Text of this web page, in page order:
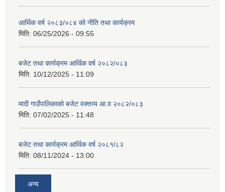
आर्थिक वर्ष २०८३/०८४ को नीति तथा कार्यक्रम
मिति: 06/25/2026 - 09:55
बजेट तथा कार्यक्रम आर्थिक वर्ष २०८२/०८३
मिति: 10/12/2025 - 11:09
मादी गाउँपालिकाको बजेट वक्तव्य आ.व २०८२/०८३
मिति: 07/02/2025 - 11:48
बजेट तथा कार्यक्रम आर्थिक वर्ष २०८१/८२
मिति: 08/11/2024 - 13:00
अन्य